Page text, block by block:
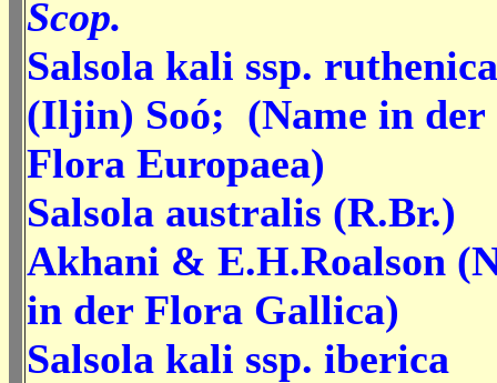
Scop.
Salsola kali ssp. ruthenica
(Iljin) Soó; (Name in der
Flora Europaea)
Salsola australis (R.Br.)
Akhani & E.H.Roalson
in der Flora Gallica)
Salsola kali ssp. iberica